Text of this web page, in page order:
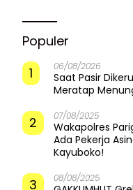
Sinergi
Populer
1
06/08/2026
Saat Pasir
Meratap
2 07/08/2025
Wakapolres
Ada Pekerja
Kayuboko!
3 08/08/2025